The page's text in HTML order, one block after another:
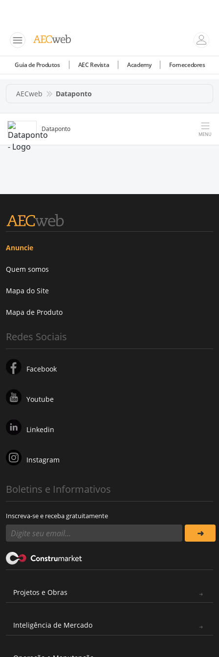
Guia de Produtos AEC Revista Academy Fornecedores
AECweb Dataponto
Dataponto
MENU
Anuncie
Quem somos
Mapa do Site
Mapa de Produto
Redes Sociais
Facebook
Youtube
Linkedin
Instagram
Boletins e Informativos
Inscreva-se e receba gratuitamente
Projetos e Obras
Inteligência de Mercado